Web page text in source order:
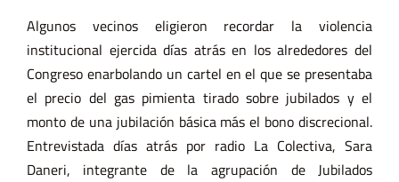
Algunos vecinos eligieron recordar la violencia
institucional ejercida días atrás en los alrededores del
Congreso enarbolando un cartel en el que se presentaba
el precio del gas pimienta tirado sobre jubilados y el
monto de una jubilación básica más el bono discrecional.
Entrevistada días atrás por radio La Colectiva, Sara
Daneri, integrante de la agrupación de Jubilados